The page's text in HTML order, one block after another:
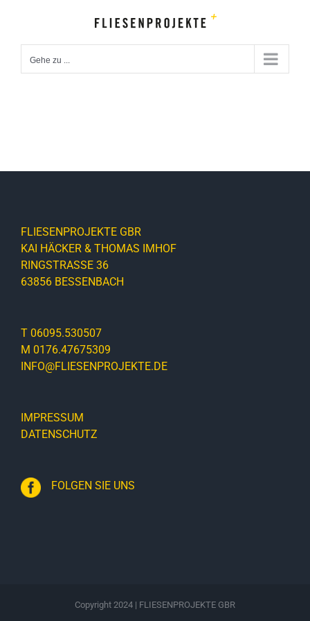
Gehe zu ...
FLIESENPROJEKTE GBR
KAI HÄCKER & THOMAS IMHOF
RINGSTRASSE 36
63856 BESSENBACH
T 06095.530507
M 0176.47675309
INFO@FLIESENPROJEKTE.DE
IMPRESSUM
DATENSCHUTZ
FOLGEN SIE UNS
Copyright 2024 | FLIESENPROJEKTE GBR